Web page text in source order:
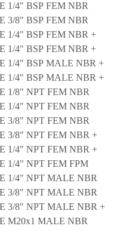
1/4" BSP FEM NBR
3/8" BSP FEM NBR
1/4" BSP FEM NBR +
1/4" BSP FEM NBR +
1/4" BSP MALE NBR +
1/4" BSP MALE NBR +
1/8" NPT FEM NBR
1/4" NPT FEM NBR
3/8" NPT FEM NBR
3/8" NPT FEM NBR +
1/4" NPT FEM NBR +
1/4" NPT FEM FPM
1/4" NPT MALE NBR
3/8" NPT MALE NBR
3/8" NPT MALE NBR +
M20x1 MALE NBR